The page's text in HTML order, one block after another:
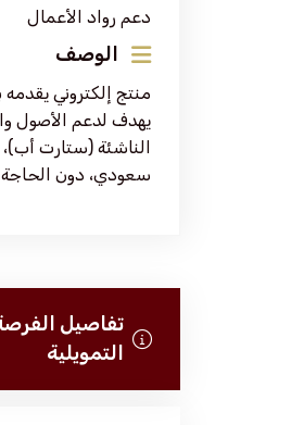
دعم رواد الأعمال
الوصف
منتج إلكتروني
يهدف لدعم الأصول
سعودي، دون الحاجة
تفاصيل
التمويلية